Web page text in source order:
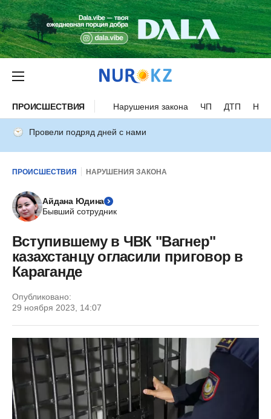
ПРОИСШЕСТВИЯ Нарушения закона ЧП ДТП
Провели подряд дней с нами
ПРОИСШЕСТВИЯ НАРУШЕНИЯ ЗАКОНА
Айдана Юдина
Бывший сотрудник
Вступившему в ЧВК "Вагнер"
казахстанцу огласили приговор в
Караганде
Опубликовано:
29 ноября 2023, 14:07